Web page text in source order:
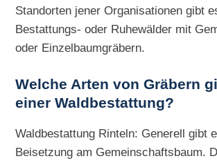
Standorten jener Organisationen gibt
Bestattungs- oder Ruhewälder mit
oder Einzelbaumgräbern.
Welche Arten von Gräbern
einer Waldbestattung?
Waldbestattung Rinteln: Generell gibt
Beisetzung am Gemeinschaftsbaum.